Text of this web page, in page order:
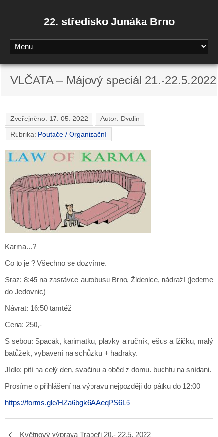
22. středisko Junáka Brno
VLČATA – Májový speciál 21.-22.5.2022
Zveřejněno: 17. 05. 2022 Autor: Dvalin
Rubrika: Poutače / Organizační
Karma...?
Co to je ? Všechno se dozvíme.
Sraz: 8:45 na zastávce autobusu Brno, Židenice, nádraží (jedeme
do Jedovnic)
Návrat: 16:50 tamtéž
Cena: 250,-
S sebou: Spacák, karimatku, plavky a ručník, ešus a lžičku, malý
batůžek, vybavení na schůzku + hadráky.
Jídlo: pití na celý den, svačinu a oběd z domu. buchtu na snídani.
Prosíme o přihlášení na výpravu nejpozději do pátku do 12:00
https://forms.gle/HZa6bgk6AAeqPS6L6
Květnový výprava Trapeři 20.- 22.5. 2022